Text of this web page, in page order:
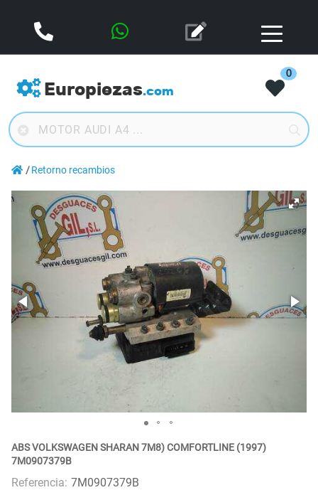
Europiezas.com
0
Retorno recambios
ABS VOLKSWAGEN SHARAN 7M8) COMFORTLINE (1997)
7M0907379B
Referencia: 7M0907379B